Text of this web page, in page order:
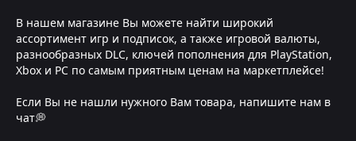
В нашем магазине Вы можете найти широкий
ассортимент игр и подписок, а также игровой валюты,
разнообразных DLC, ключей пополнения для PlayStation,
Xbox и PC по самым приятным ценам на маркетплейсе!
Если Вы не нашли нужного Вам товара, напишите нам в
чат💭